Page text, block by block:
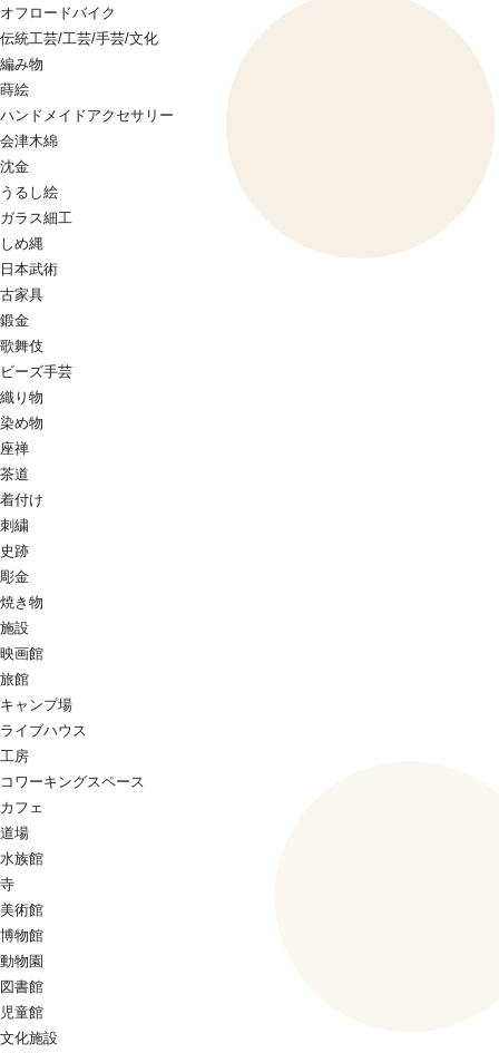
オフロードバイク
伝統工芸/工芸/手芸/文化
編み物
蒔絵
ハンドメイドアクセサリー
会津木綿
沈金
うるし絵
ガラス細工
しめ縄
日本武術
古家具
鍛金
歌舞伎
ビーズ手芸
織り物
染め物
座禅
茶道
着付け
刺繍
史跡
彫金
焼き物
施設
映画館
旅館
キャンプ場
ライブハウス
工房
コワーキングスペース
カフェ
道場
水族館
寺
美術館
博物館
動物園
図書館
児童館
文化施設